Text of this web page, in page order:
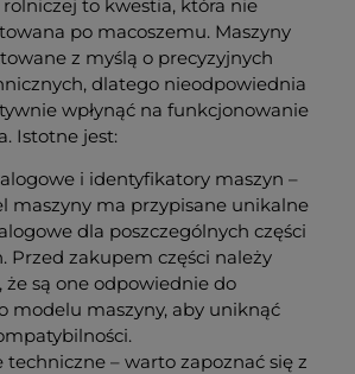
to kwestia, która nie
po macoszemu. Maszyny
z myślą o precyzyjnych
dlatego nieodpowiednia
wpłynąć na funkcjonowanie
Istotne jest:
i identyfikatory maszyn –
maszyny ma przypisane unikalne
dla poszczególnych części
Przed zakupem części należy
że są one odpowiednie do
modelu maszyny, aby uniknąć
techniczne – warto zapoznać się z